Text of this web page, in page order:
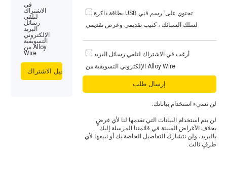
بطاقة ذاكرة USB تحتوي على: رسم فني
لسلك السبائك ، كتيب تقديمي وعرض تقديمي
أرغب في الاشتراك لتلقي رسائل البريد
الإلكتروني التسويقية من Alloy Wire
لن نسيء استخدام بياناتك.
لن يتم استخدام البيانات التي تقدمها لنا لأي غرضٍ
بخلاف الأغراض المبينة في قائمتنا المرسلة إليك
بالبريد، ولن نتشارك التفاصيل الخاصة بك أو نبيعها لأي
طرفٍ ثالث.
في
الاشتراك
لتلقي
رسائل
البريد
الإلكتروني
التسويقية
من Alloy
Wire